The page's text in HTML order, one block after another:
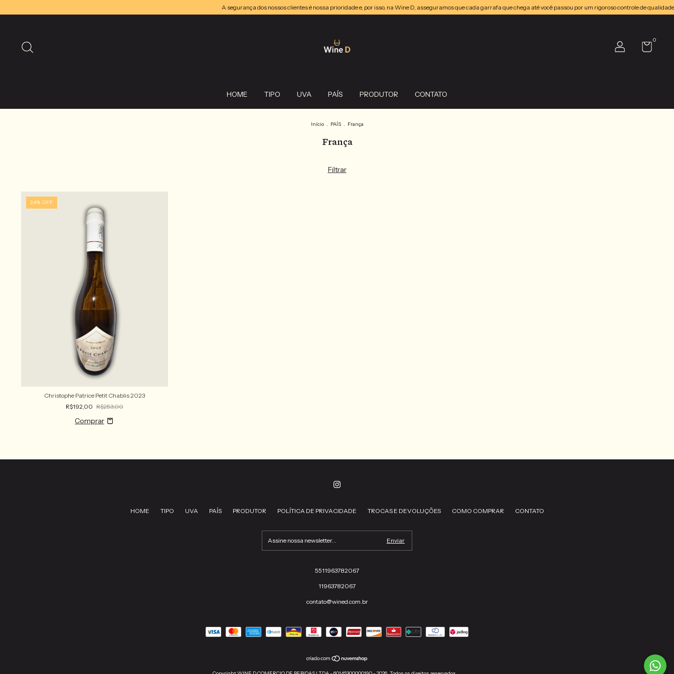
A segurança dos nossos clientes é nossa prioridade e, por isso, na Wine D, asseguramos que cada garrafa que chega até você passou por um rigoroso controle de qualidade.
0
HOME TIPO UVA PAÍS PRODUTOR CONTATO
Início . PAÍS . França
França
Filtrar
24% OFF
Christophe Patrice Petit Chablis 2023
R$192,00 R$253,00
HOME TIPO UVA PAÍS PRODUTOR POLÍTICA DE PRIVACIDADE TROCAS E DEVOLUÇÕES COMO COMPRAR CONTATO
5511963782067
11963782067
contato@wined.com.br